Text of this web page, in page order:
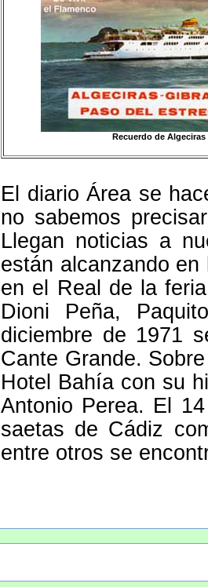
Recuerdo de Algeciras
El diario Área se
no sabemos
Llegan noticias a
están alcanzando
en el Real de la
Dioni Peña,
diciembre de 1971
Cante Grande.
Hotel Bahía con su
Antonio Perea. El
saetas de Cádiz
entre otros se